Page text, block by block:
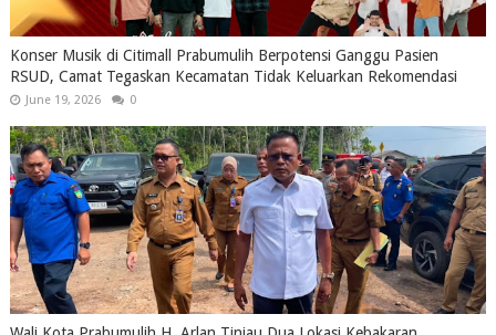
Konser Musik di Citimall Prabumulih Berpotensi Ganggu Pasien
RSUD, Camat Tegaskan Kecamatan Tidak Keluarkan Rekomendasi
June 19, 2026 0